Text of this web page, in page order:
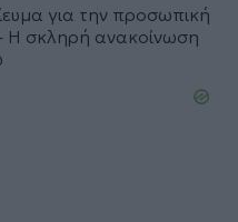
για την προσωπική
Η σκληρή ανακοίνωση